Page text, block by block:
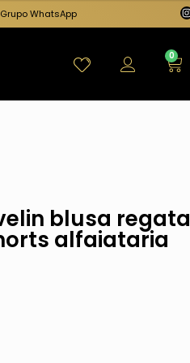
Grupo WhatsApp
0
blusa regata
alfaiataria